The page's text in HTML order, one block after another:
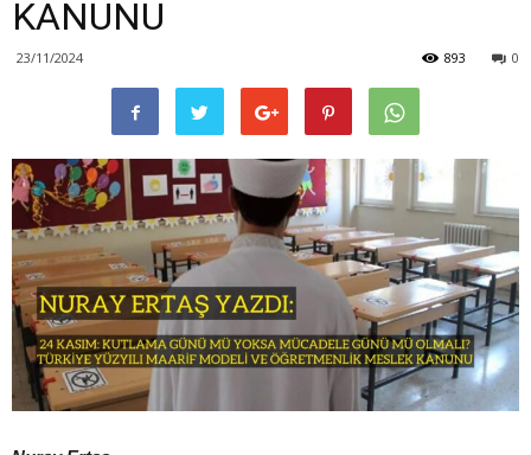
KANUNU
23/11/2024 0
893